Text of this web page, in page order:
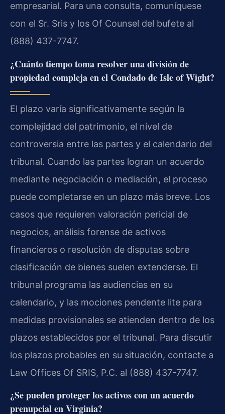
empresarial. Para una consulta, comuníquese
con el Sr. Sris y los Of Counsel del bufete al
(888) 437-7747.
¿Cuánto tiempo toma resolver una división de
propiedad compleja en el Condado de Isle of Wight?
El plazo varía significativamente según la
complejidad del patrimonio, el nivel de
controversia entre las partes y el calendario del
tribunal. Cuando las partes logran un acuerdo
mediante negociación o mediación, el proceso
puede completarse en un plazo más breve. Los
casos que requieren valoración pericial de
negocios, análisis forense de activos
financieros o resolución de disputas sobre
clasificación de bienes suelen extenderse. El
tribunal programa las audiencias en su
calendario, y las mociones pendente lite para
medidas provisionales se atienden dentro de los
plazos establecidos por el tribunal. Para discutir
los plazos probables en su situación, contacte a
Law Offices Of SRIS, P.C. al (888) 437-7747.
¿Se pueden proteger los activos con un acuerdo
prenupcial en Virginia?